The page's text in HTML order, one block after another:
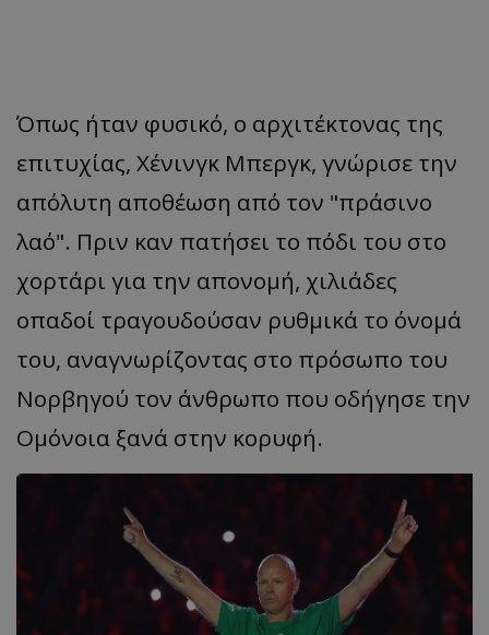
Όπως ήταν φυσικό, ο αρχιτέκτονας της
επιτυχίας, Χένινγκ Μπεργκ, γνώρισε την
απόλυτη αποθέωση από τον "πράσινο
λαό". Πριν καν πατήσει το πόδι του στο
χορτάρι για την απονομή, χιλιάδες
οπαδοί τραγουδούσαν ρυθμικά το όνομά
του, αναγνωρίζοντας στο πρόσωπο του
Νορβηγού τον άνθρωπο που οδήγησε την
Ομόνοια ξανά στην κορυφή.